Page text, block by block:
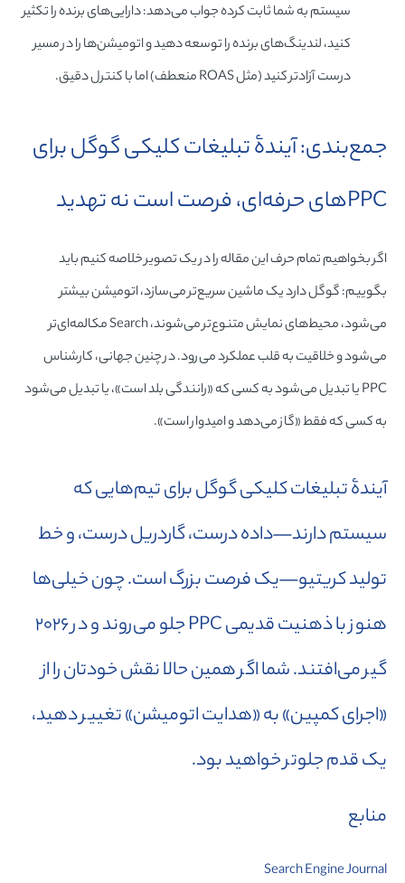
سیستم به شما ثابت کرده جواب می‌دهد: دارایی‌های برنده را تکثیر
کنید، لندینگ‌های برنده را توسعه دهید و اتومیشن‌ها را در مسیر
درست آزادتر کنید (مثل ROAS منعطف) اما با کنترل دقیق.
جمع‌بندی: آیندۀ تبلیغات کلیکی گوگل برای
PPCهای حرفه‌ای، فرصت است نه تهدید
اگر بخواهیم تمام حرف این مقاله را در یک تصویر خلاصه کنیم باید
بگوییم: گوگل دارد یک ماشین سریع‌تر می‌سازد، اتومیشن بیشتر
می‌شود، محیط‌های نمایش متنوع‌تر می‌شوند، Search مکالمه‌ای‌تر
می‌شود و خلاقیت به قلب عملکرد می‌رود. در چنین جهانی، کارشناس
PPC یا تبدیل می‌شود به کسی که «رانندگی بلد است»، یا تبدیل می‌شود
به کسی که فقط «گاز می‌دهد و امیدوار است».
آیندۀ تبلیغات کلیکی گوگل برای تیم‌هایی که
سیستم دارند—داده درست، گاردریل درست، و خط
تولید کریتیو—یک فرصت بزرگ است. چون خیلی‌ها
هنوز با ذهنیت قدیمی PPC جلو می‌روند و در ۲۰۲۶
گیر می‌افتند. شما اگر همین حالا نقش خودتان را از
«اجرای کمپین» به «هدایت اتومیشن» تغییر دهید،
یک قدم جلوتر خواهید بود.
منابع
Search Engine Journal